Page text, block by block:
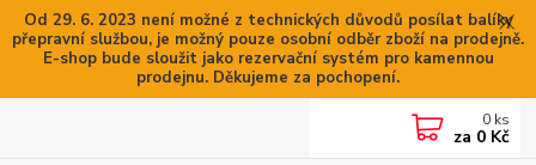
Od 29. 6. 2023 není možné z technických důvodů posílat balíky
přepravní službou, je možný pouze osobní odběr zboží na prodejně.
E-shop bude sloužit jako rezervační systém pro kamennou
prodejnu. Děkujeme za pochopení.
0 ks
za 0 Kč